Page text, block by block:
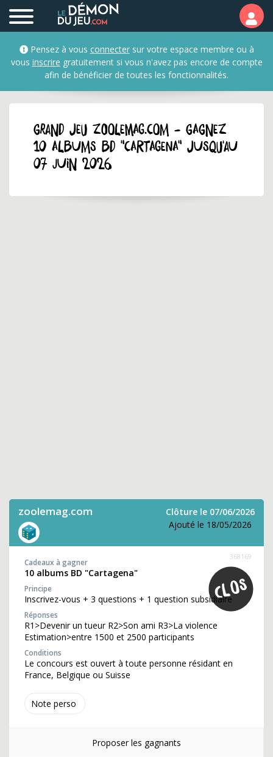
Pensez à vous connectersur votre espace membre ou à
vous inscrire gratuitement si vous n'avez pas encore de compte
afin de bénéficier de toutes les fonctionnalités.
GRAND JEU zoolemag.com - Gagnez
10 albums BD "Cartagena" jusqu'au
07 juin 2026
zoolemag.com
Clôture le 07/06/2026
Ajouté le 18/05/2026
Note perso
368169
Cadeaux à gagner
10 albums BD "Cartagena"
Principe
Inscrivez-vous + 3 questions + 1 question subsidiaire
Réponses
R1>Devenir un tueur R2>Son ami R3>La violence
Estimation>entre 1500 et 2500 participants
Conditions
Le concours est ouvert à toute personne résidant en
France, Belgique ou Suisse
Proposer les gagnants